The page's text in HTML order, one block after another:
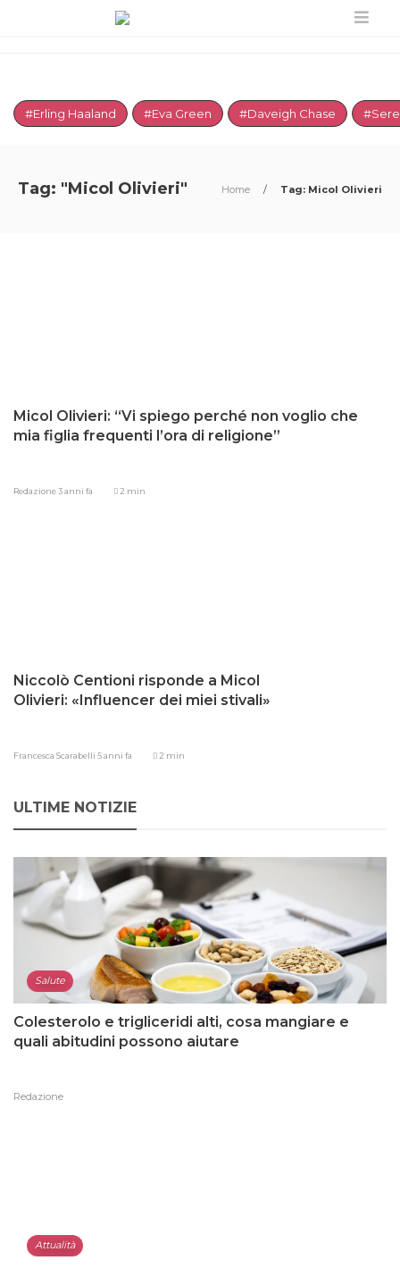
#Erling Haaland #Eva Green #Daveigh Chase
Tag: "Micol Olivieri" Home / Tag: Micol Olivieri
Micol Olivieri: “Vi spiego perché non voglio che
mia figlia frequenti l’ora di religione”
Redazione3 anni fa 2 min
Niccolò Centioni risponde a Micol
Olivieri: «Influencer dei miei stivali»
Francesca Scarabelli 5 anni fa 2 min
ULTIME NOTIZIE
Salute
Colesterolo e trigliceridi alti, cosa mangiare e
quali abitudini possono aiutare
Redazione
Attualità